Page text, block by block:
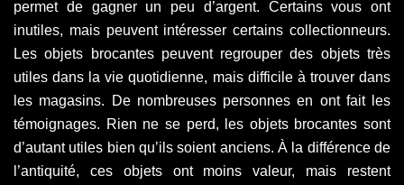
permet de gagner un peu d’argent. Certains vous ont
inutiles, mais peuvent intéresser certains collectionneurs.
Les objets brocantes peuvent regrouper des objets très
utiles dans la vie quotidienne, mais difficile à trouver dans
les magasins. De nombreuses personnes en ont fait les
témoignages. Rien ne se perd, les objets brocantes sont
d’autant utiles bien qu’ils soient anciens. À la différence de
l’antiquité, ces objets ont moins valeur, mais restent